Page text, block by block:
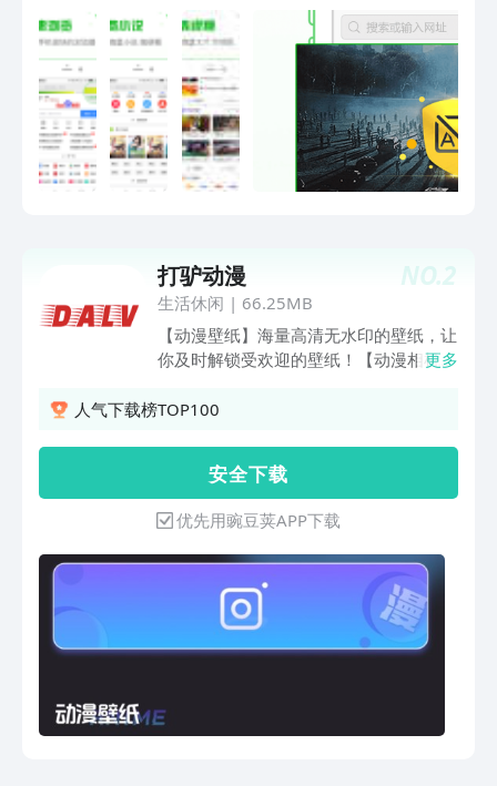
NO.2
打驴动漫
生活休闲 | 66.25MB
【动漫壁纸】海量高清无水印的壁纸，让
你及时解锁受欢迎的壁纸！【动漫相机】
精彩动漫内容汇聚，为动漫迷们推荐好看
更多
人气下载榜TOP100
安 全 下 载
优先用豌豆荚APP下载